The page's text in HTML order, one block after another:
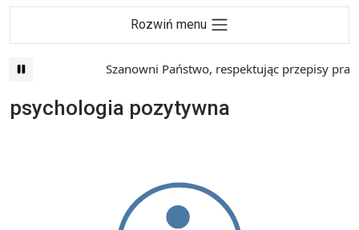
Rozwiń menu
Szanowni Państwo, respektując przepisy
psychologia pozytywna